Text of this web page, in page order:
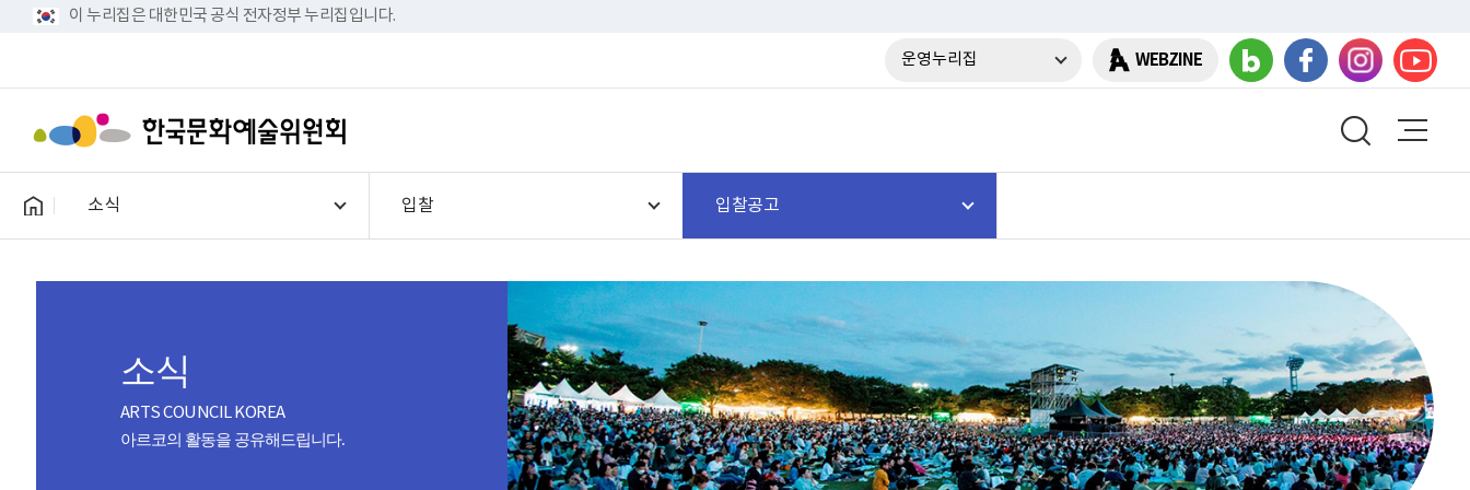
이 누리집은 대한민국 공식 전자정부 누리집입니다.
운영누리집 WEBZINE
소식 입찰 입찰공고
소식
ARTS COUNCIL KOREA
아르코의 활동을 공유해드립니다.